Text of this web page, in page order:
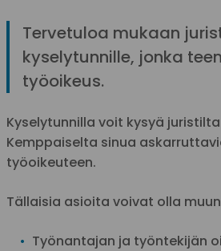
Tervetuloa mukaan
kyselytunnille, jonka
työoikeus.
Kyselytunnilla voit kysyä
Kemppaiselta sinua
työoikeuteen.
Tällaisia asioita voivat olla
Työnantajan ja työntekijän